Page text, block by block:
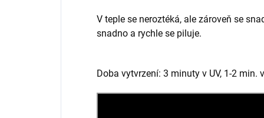
V teple se neroztéká, ale zároveň se
snadno a rychle se piluje.
Doba vytvrzení: 3 minuty v UV, 1-2 min.